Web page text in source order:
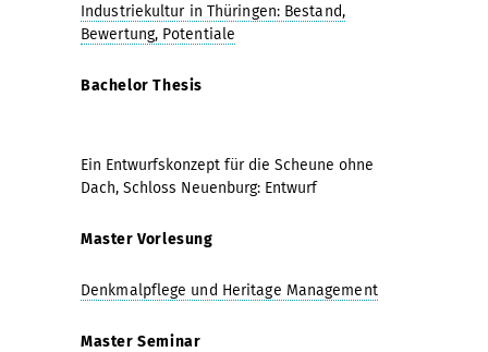
Industriekultur in Thüringen: Bestand,
Bewertung, Potentiale
Bachelor Thesis
Ein Entwurfskonzept für die Scheune ohne
Dach, Schloss Neuenburg: Entwurf
Master Vorlesung
Denkmalpflege und Heritage Management
Master Seminar